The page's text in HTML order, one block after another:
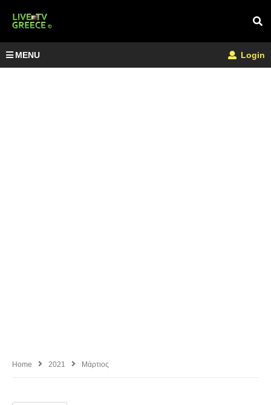
MENU Login
Home 2021 Μάρτιος